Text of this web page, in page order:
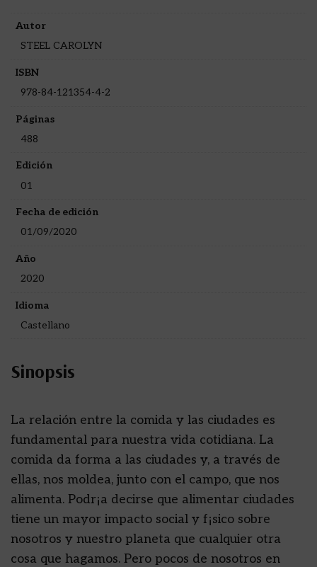
Autor
STEEL CAROLYN
ISBN
978-84-121354-4-2
Páginas
488
Edición
01
Fecha de edición
01/09/2020
Año
2020
Idioma
Castellano
Sinopsis
La relación entre la comida y las ciudades es
fundamental para nuestra vida cotidiana. La
comida da forma a las ciudades y, a través de
ellas, nos moldea, junto con el campo, que nos
alimenta. Podr¡a decirse que alimentar ciudades
tiene un mayor impacto social y f¡sico sobre
nosotros y nuestro planeta que cualquier otra
cosa que hagamos. Pero pocos de nosotros en